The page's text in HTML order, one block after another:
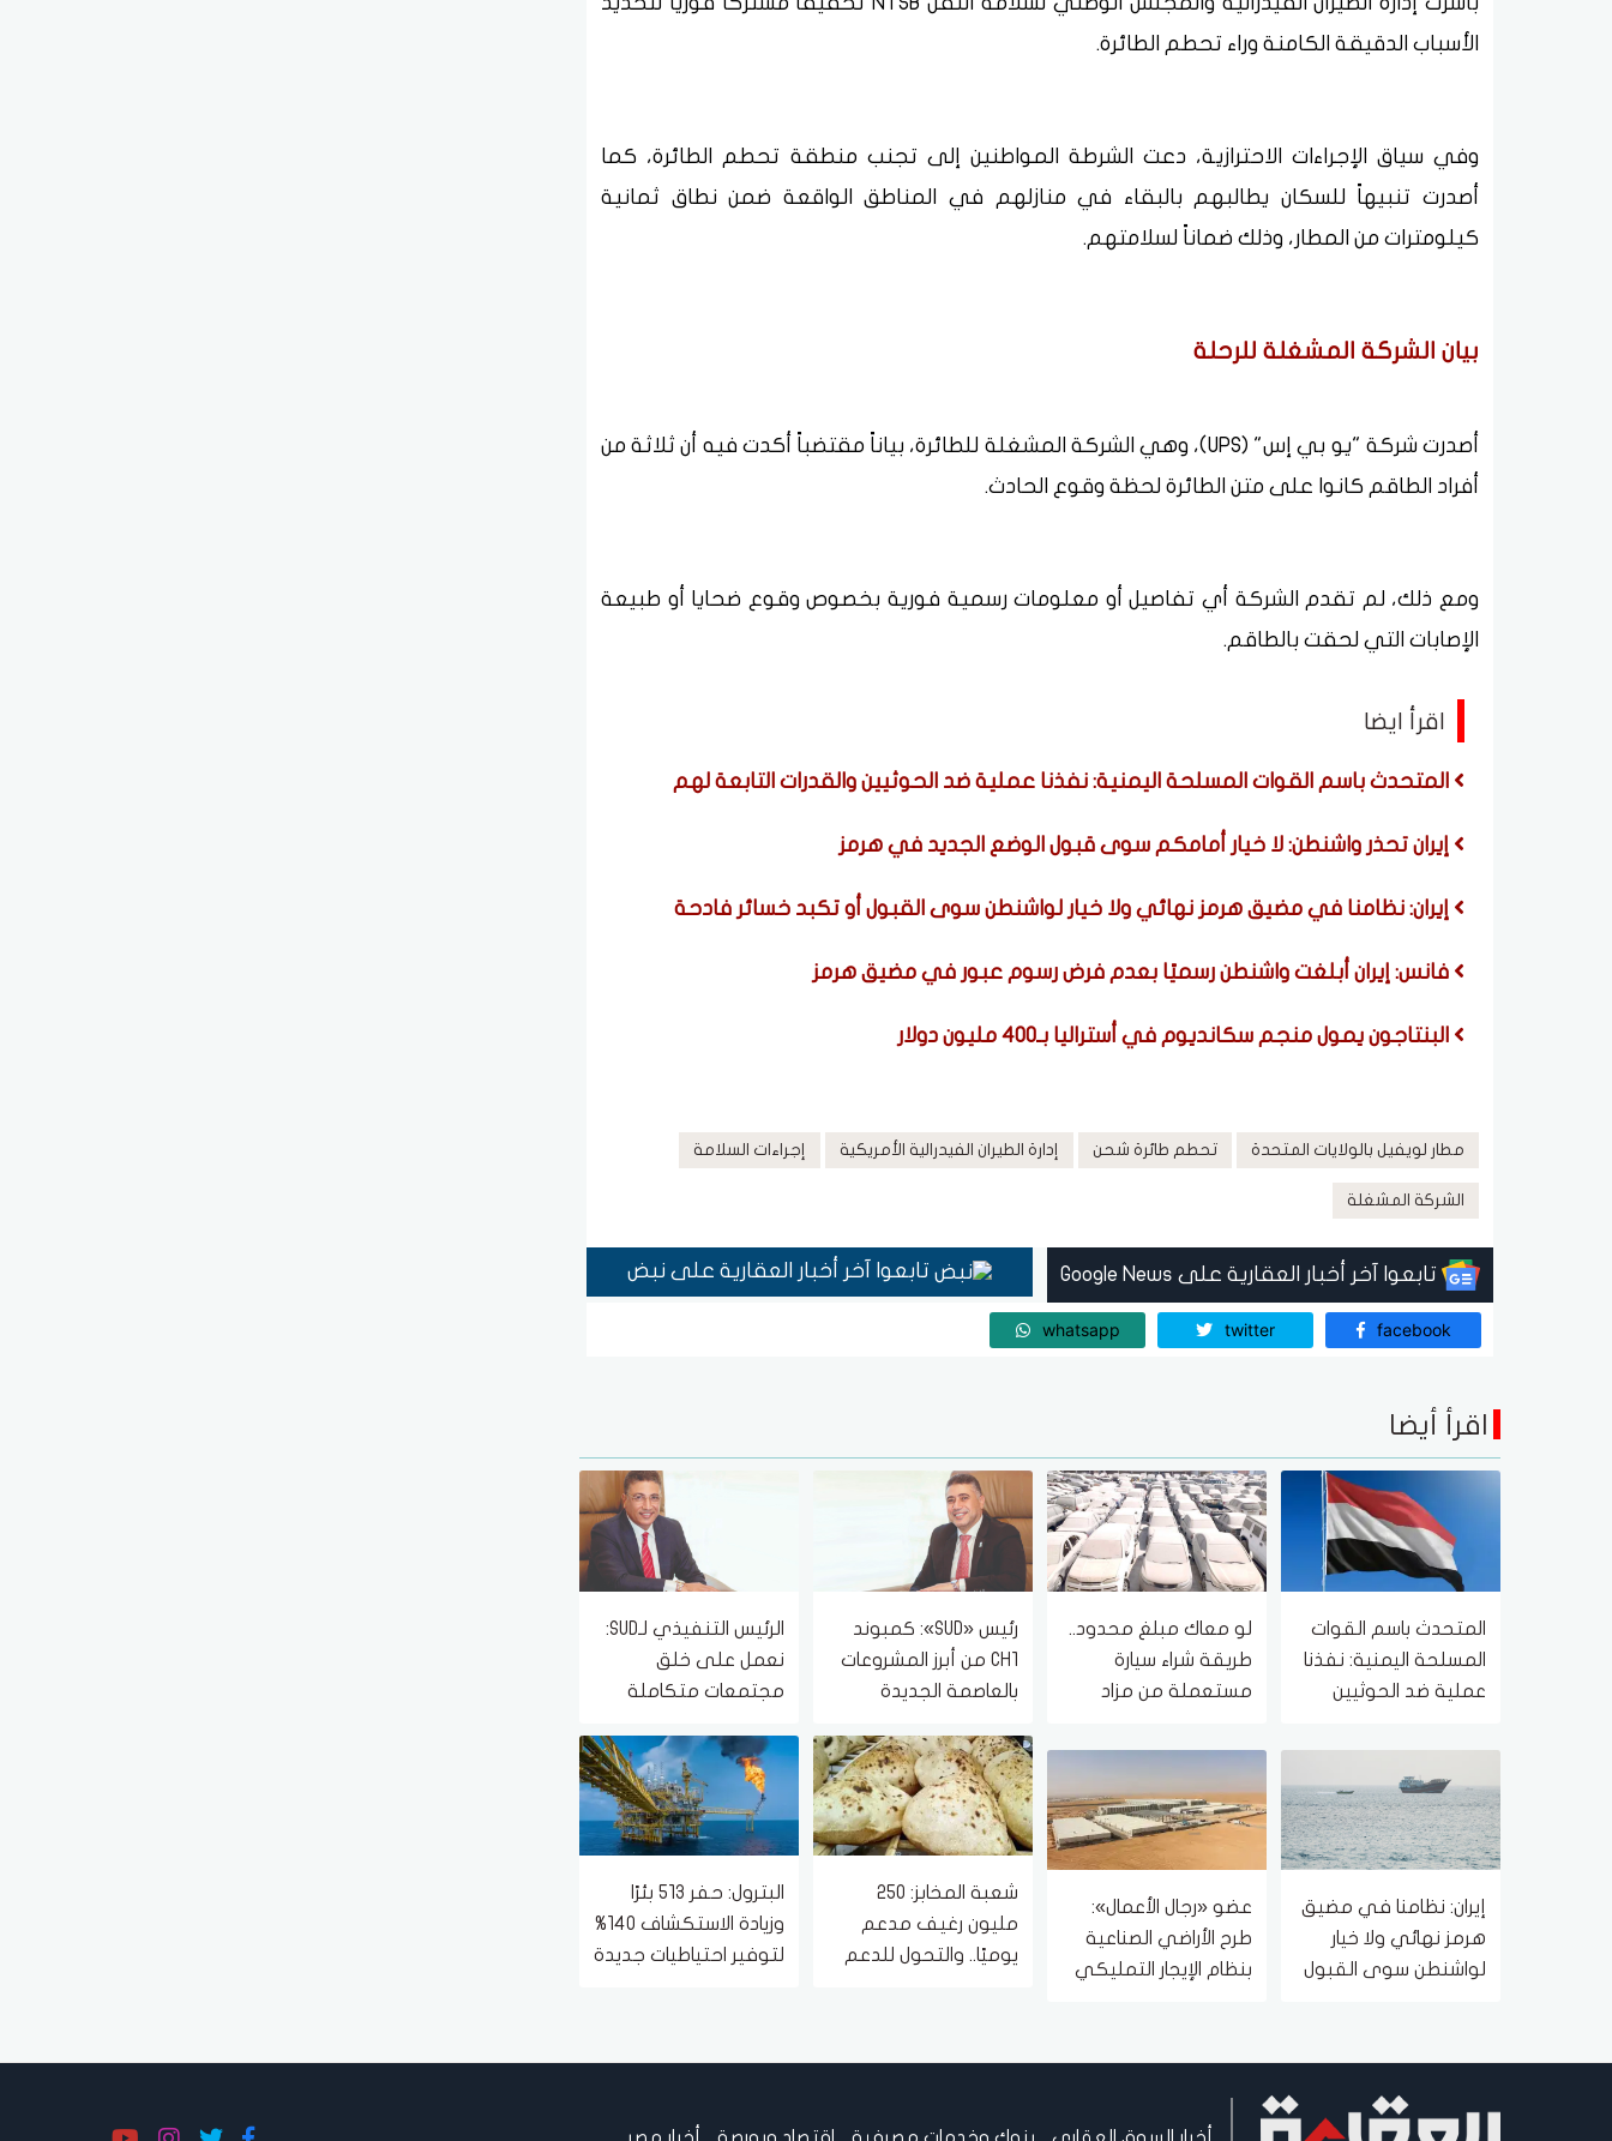
الأسباب الدقيقة الكامنة وراء تحطم الطائرة.
وفي سياق الإجراءات الاحترازية، دعت الشرطة المواطنين إلى تجنب منطقة تحطم الطائرة، كما
أصدرت تنبيهاً للسكان يطالبهم بالبقاء في منازلهم في المناطق الواقعة ضمن نطاق ثمانية
كيلومترات من المطار، وذلك ضماناً لسلامتهم.
بيان الشركة المشغلة للرحلة
أصدرت شركة "يو بي إس" (UPS)، وهي الشركة المشغلة للطائرة، بياناً مقتضباً أكدت فيه أن ثلاثة من
أفراد الطاقم كانوا على متن الطائرة لحظة وقوع الحادث.
ومع ذلك، لم تقدم الشركة أي تفاصيل أو معلومات رسمية فورية بخصوص وقوع ضحايا أو طبيعة
الإصابات التي لحقت بالطاقم.
اقرأ ايضا
المتحدث باسم القوات المسلحة اليمنية: نفذنا عملية ضد الحوثيين والقدرات التابعة لهم
إيران تحذر واشنطن: لا خيار أمامكم سوى قبول الوضع الجديد في هرمز
إيران: نظامنا في مضيق هرمز نهائي ولا خيار لواشنطن سوى القبول أو تكبد خسائر فادحة
فانس: إيران أبلغت واشنطن رسميًا بعدم فرض رسوم عبور في مضيق هرمز
البنتاجون يمول منجم سكانديوم في أستراليا بـ400 مليون دولار
مطار لويفيل بالولايات المتحدة تحطم طائرة شحن إدارة الطيران الفيدرالية الأمريكية إجراءات السلامة
الشركة المشغلة
تابعوا آخر أخبار العقارية على Google News تابعوا آخر أخبار العقارية على نبض
facebook
twitter
whatsapp
اقرأ أيضا
المتحدث باسم القوات
المسلحة اليمنية: نفذنا
عملية ضد الحوثيين
لو معاك مبلغ محدود..
طريقة شراء سيارة
مستعملة من مزاد
رئيس «SUD»: كمبوند
CH1 من أبرز المشروعات
بالعاصمة الجديدة
الرئيس التنفيذي لـSUD:
نعمل على خلق
مجتمعات متكاملة
إيران: نظامنا في مضيق
هرمز نهائي ولا خيار
لواشنطن سوى القبول
عضو «رجال الأعمال»:
طرح الأراضي الصناعية
بنظام الإيجار التمليكي
شعبة المخابز: 250
مليون رغيف مدعم
يوميًا.. والتحول للدعم
البترول: حفر 513 بئرًا
وزيادة الاستكشاف 140%
لتوفير احتياطيات جديدة
أخبار السوق العقاري بنوك وخدمات مصرفية اقتصاد وبورصة أخبار مصر